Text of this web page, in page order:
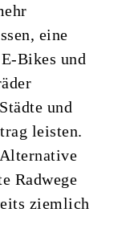
eine
Bikes und
und
leisten.
Radwege
ziemlich